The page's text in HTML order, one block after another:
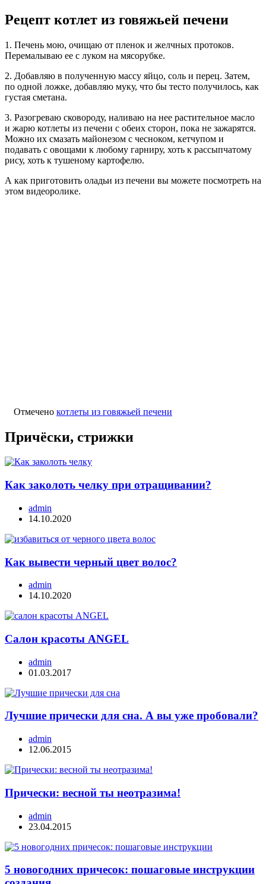
Рецепт котлет из говяжьей печени
1. Печень мою, очищаю от пленок и желчных протоков.
Перемалываю ее с луком на мясорубке.
2. Добавляю в полученную массу яйцо, соль и перец. Затем,
по одной ложке, добавляю муку, что бы тесто получилось, как
густая сметана.
3. Разогреваю сковороду, наливаю на нее растительное масло
и жарю котлеты из печени с обеих сторон, пока не зажарятся.
Можно их смазать майонезом с чесноком, кетчупом и
подавать с овощами к любому гарниру, хоть к рассыпчатому
рису, хоть к тушеному картофелю.
А как приготовить оладьи из печени вы можете посмотреть на
этом видеоролике.
Отмечено котлеты из говяжьей печени
Причёски, стрижки
Как заколоть челку при отращивании?
admin
14.10.2020
Как вывести черный цвет волос?
admin
14.10.2020
Салон красоты ANGEL
admin
01.03.2017
Лучшие прически для сна. А вы уже пробовали?
admin
12.06.2015
Прически: весной ты неотразима!
admin
23.04.2015
5 новогодних причесок: пошаговые инструкции